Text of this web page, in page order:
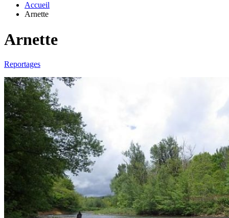
Accueil
Arnette
Arnette
Reportages